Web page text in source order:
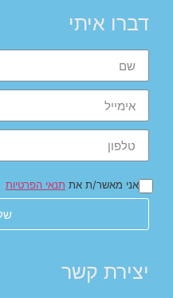
דברו איתי
אני מאשר/ת את תנאי הפרטיות
יצירת קשר